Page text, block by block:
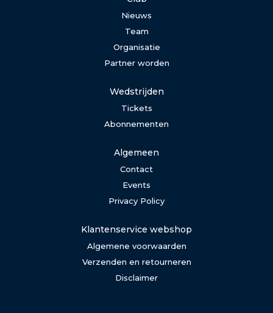
Nieuws
Team
Organisatie
Partner worden
Wedstrijden
Tickets
Abonnementen
Algemeen
Contact
Events
Privacy Policy
Klantenservice webshop
Algemene voorwaarden
Verzenden en retourneren
Disclaimer